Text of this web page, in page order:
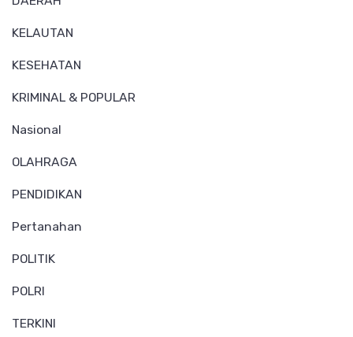
KELAUTAN
KESEHATAN
KRIMINAL & POPULAR
Nasional
OLAHRAGA
PENDIDIKAN
Pertanahan
POLITIK
POLRI
TERKINI